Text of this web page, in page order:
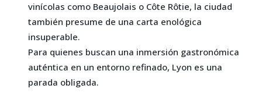
vinícolas como Beaujolais o Côte Rôtie, la ciudad
también presume de una carta enológica
insuperable.
Para quienes buscan una inmersión gastronómica
auténtica en un entorno refinado, Lyon es una
parada obligada.